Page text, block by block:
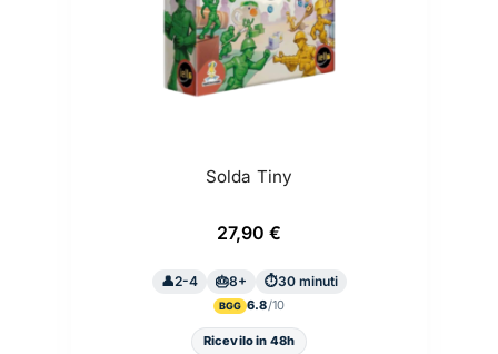
Solda Tiny
27,90 €
2-4 8+ 30 minuti
BGG 6.8
Ricevilo in 48h